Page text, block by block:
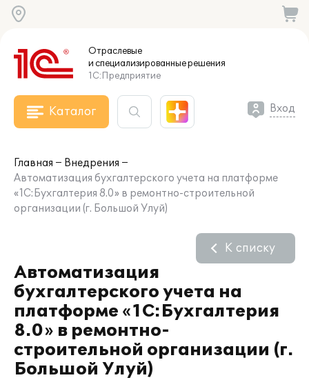
Отраслевые
и специализированныерешения
1С:Предприятие
Каталог Вход
Главная
Внедрения
Автоматизация бухгалтерского учета на платформе
«1С:Бухгалтерия 8.0» в ремонтно-строительной
организации (г. Большой Улуй)
Автоматизация
бухгалтерского учета на
платформе «1С:Бухгалтерия
8.0» в ремонтно-
строительной организации (г.
Большой Улуй)
К списку